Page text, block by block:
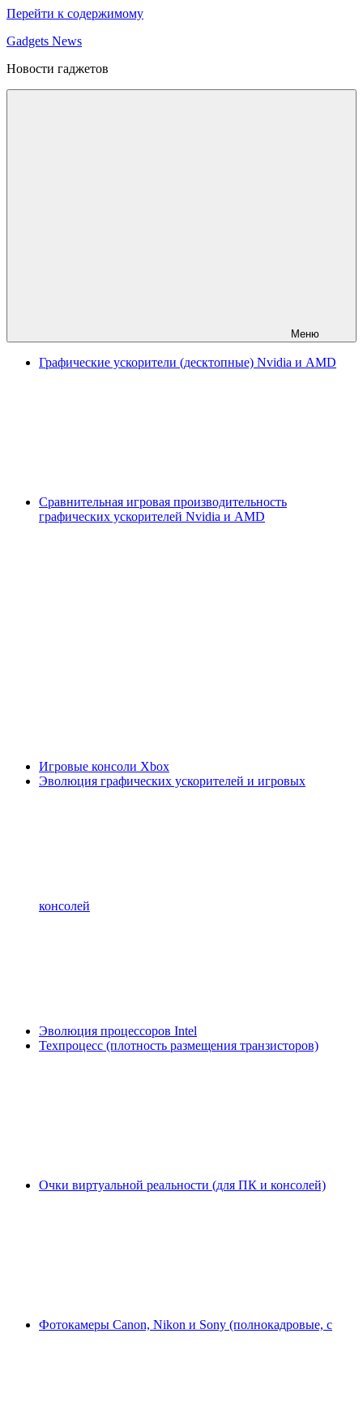
Перейти к содержимому
Gadgets News
Новости гаджетов
Меню
Графические ускорители (десктопные) Nvidia и AMD
Сравнительная игровая производительность
графических ускорителей Nvidia и AMD
Игровые консоли Xbox
Эволюция графических ускорителей и игровых
консолей
Эволюция процессоров Intel
Техпроцесс (плотность размещения транзисторов)
Очки виртуальной реальности (для ПК и консолей)
Фотокамеры Canon, Nikon и Sony (полнокадровые, с